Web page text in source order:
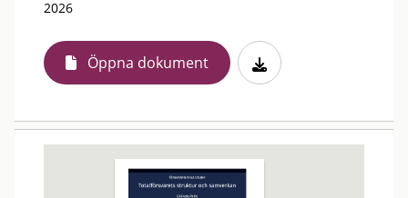
2026
Öppna dokument